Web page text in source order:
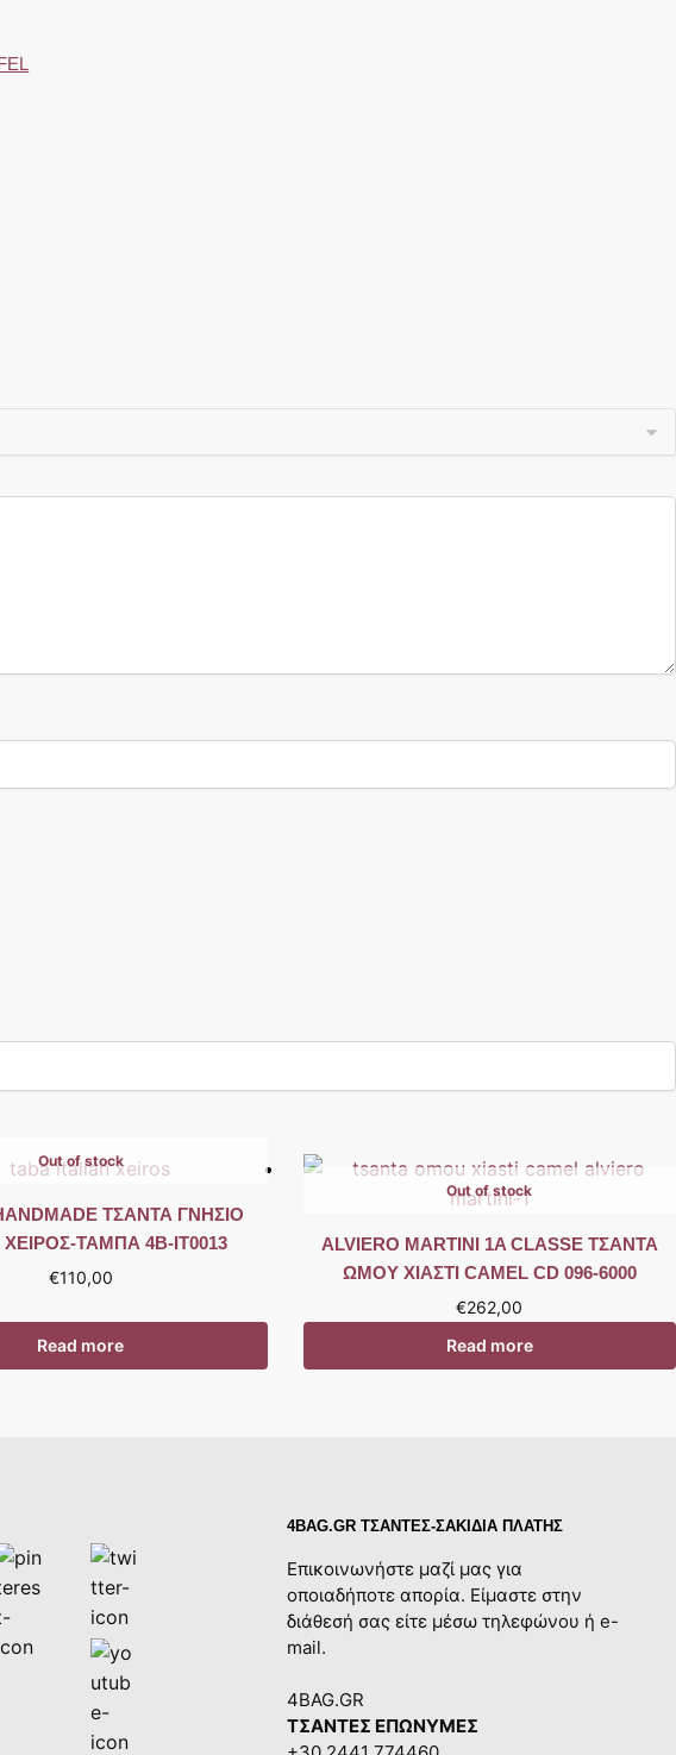
Out of stock
ΤΣΑΝΤΑ ΓΝΗΣΙΟ
ΤΑΜΠΑ 4B-IT0013
€110,00
Read more
Out of stock
ALVIERO MARTINI 1A CLASSE ΤΣΑΝΤΑ
ΩΜΟΥ ΧΙΑΣΤΙ CAMEL CD 096-6000
€262,00
Read more
4BAG.GR ΤΣΑΝΤΕΣ-ΣΑΚΙΔΙΑ ΠΛΑΤΗΣ
Επικοινωνήστε μαζί μας για
οποιαδήποτε απορία. Είμαστε στην
διάθεσή σας είτε μέσω τηλεφώνου ή e-
mail.
4BAG.GR
ΤΣΑΝΤΕΣ ΕΠΩΝΥΜΕΣ